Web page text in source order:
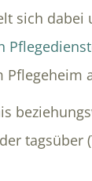
sich
Pflegeheim
tagsüber